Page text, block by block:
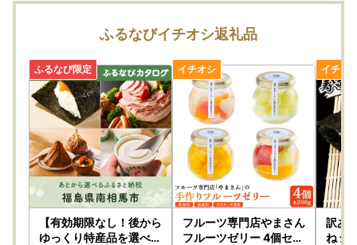
ドいただき、事前にふるさと納税サポート
センターへお送りいただくことをおすすめいたします
【サポートセンター営業日】
年末年始の営業は以下の通りとなりますので、ご了承くだ
さい。
・年内最終営業日：12/26（金）
・年始営業開始日：1/5（月）
■ふるさと納税制度・使い道に関するお問い合わせ先■
南相馬市役所秘書課秘書係
975-8686 福島県南相馬市原町区本町二丁目２７番地
TEL：0244-24-5234 FAX：0244-23-7425
Mail:furusato-tax@city.minamisoma.lg.jp
ふるなびイチオシ返礼品
【有効期限なし！後から
ゆっくり特産品を選べる
フルーツ専門店やまさん
フルーツゼリー 4個セッ
訳あり
ね 全